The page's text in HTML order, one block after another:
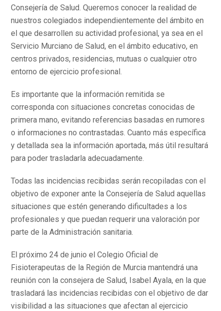
Consejería de Salud. Queremos conocer la realidad de
nuestros colegiados independientemente del ámbito en
el que desarrollen su actividad profesional, ya sea en el
Servicio Murciano de Salud, en el ámbito educativo, en
centros privados, residencias, mutuas o cualquier otro
entorno de ejercicio profesional.
Es importante que la información remitida se
corresponda con situaciones concretas conocidas de
primera mano, evitando referencias basadas en rumores
o informaciones no contrastadas. Cuanto más específica
y detallada sea la información aportada, más útil resultará
para poder trasladarla adecuadamente.
Todas las incidencias recibidas serán recopiladas con el
objetivo de exponer ante la Consejería de Salud aquellas
situaciones que estén generando dificultades a los
profesionales y que puedan requerir una valoración por
parte de la Administración sanitaria.
El próximo 24 de junio el Colegio Oficial de
Fisioterapeutas de la Región de Murcia mantendrá una
reunión con la consejera de Salud, Isabel Ayala, en la que
trasladará las incidencias recibidas con el objetivo de dar
visibilidad a las situaciones que afectan al ejercicio